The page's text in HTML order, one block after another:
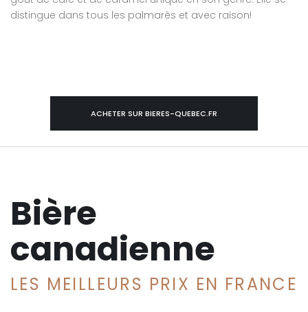
distingue dans tous les palmarès et avec raison!
ACHETER SUR BIERES-QUEBEC.FR
Bière
canadienne
LES MEILLEURS PRIX EN FRANCE